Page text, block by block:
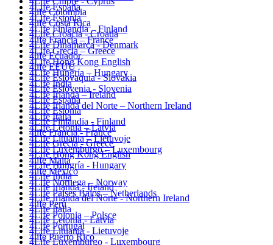
4Life España
4Life Estonia
4Life Finlandia – Finland
4life Francia – France
4Life Grecia – Greece
4Life Hong Kong English
4Life Hungría – Hungary
4Life India
4Life Irlanda – Ireland
4Life Irlanda del Norte – Northern Ireland
4Life Italia
4Life Letonia – Latvia
4Life Lituania – Lietuvoje
4Life Luxemburgo – Luxembourg
4life Malta
4life México
4Life Noruega – Norway
4Life Paises Bajos – Netherlands
4life Perú
4Life Polonia – Polsce
4Life Portugal
4life Puerto Rico
4life Colombia
4life Costa Rica
4Life Croacia - Croatia
4Life Dinamarca - Denmark
4life Ecuador
4life EEUU
4Life Eslovaquia - Slovakia
4Life Eslovenia - Slovenia
4Life España
4Life Estonia
4Life Finlandia - Finland
4life Francia - France
4Life Grecia - Greece
4Life Hong Kong English
4Life Hungría - Hungary
4Life India
4Life Irlanda - Ireland
4Life Irlanda del Norte - Northern Ireland
4Life Italia
4Life Letonia - Latvia
4Life Lituania - Lietuvoje
4Life Luxemburgo - Luxembourg